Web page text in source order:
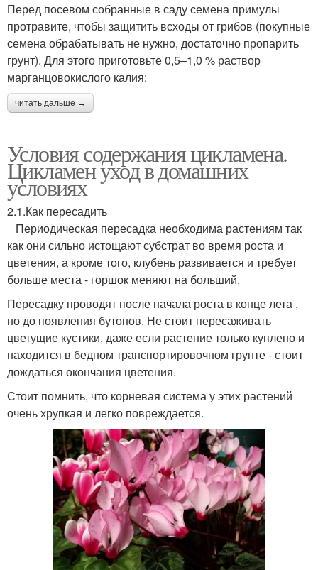
Перед посевом собранные в саду семена примулы
протравите, чтобы защитить всходы от грибов (покупные
семена обрабатывать не нужно, достаточно пропарить
грунт). Для этого приготовьте 0,5–1,0 % раствор
марганцовокислого калия:
читать дальше →
Условия содержания цикламена.
Цикламен уход в домашних
условиях
2.1.Как пересадить
Периодическая пересадка необходима растениям так
как они сильно истощают субстрат во время роста и
цветения, а кроме того, клубень развивается и требует
больше места - горшок меняют на больший.
Пересадку проводят после начала роста в конце лета ,
но до появления бутонов. Не стоит пересаживать
цветущие кустики, даже если растение только куплено и
находится в бедном транспортировочном грунте - стоит
дождаться окончания цветения.
Стоит помнить, что корневая система у этих растений
очень хрупкая и легко повреждается.